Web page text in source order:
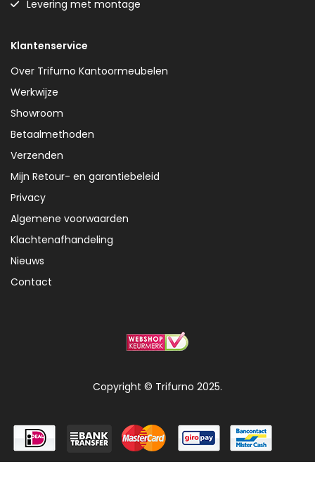
Levering met montage
Klantenservice
Over Trifurno Kantoormeubelen
Werkwijze
Showroom
Betaalmethoden
Verzenden
Mijn Retour- en garantiebeleid
Privacy
Algemene voorwaarden
Klachtenafhandeling
Nieuws
Contact
Copyright © Trifurno 2025.